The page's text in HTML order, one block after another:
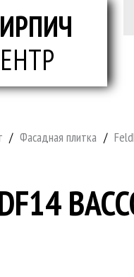
/ Фасадная плитка /